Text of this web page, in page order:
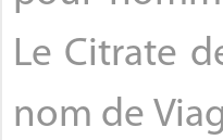
Le Citrate
nom de